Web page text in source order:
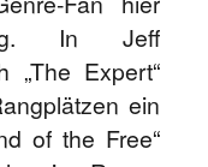
In Jeff
„The Expert“
ein
of the Free“